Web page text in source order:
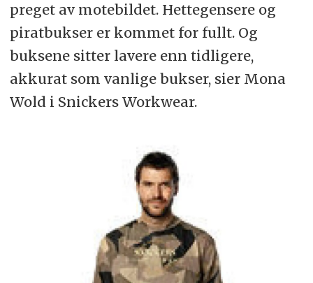
preget av motebildet. Hettegensere og
piratbukser er kommet for fullt. Og
buksene sitter lavere enn tidligere,
akkurat som vanlige bukser, sier Mona
Wold i Snickers Workwear.